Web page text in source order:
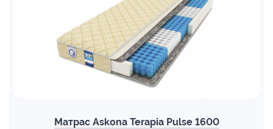
Матрас Askona Terapia Pulse 1600